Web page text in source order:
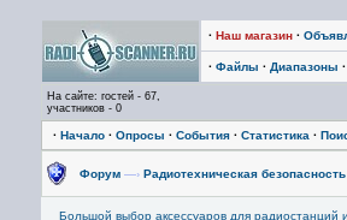
· Наш магазин ·
· Файлы · Диапазоны ·
На сайте: гостей - 67,
участников - 0
· Начало · Опросы · События · Статистика ·
Форум —› Радиотехническая безопасность
Большой выбор аксессуаров для радиостанций